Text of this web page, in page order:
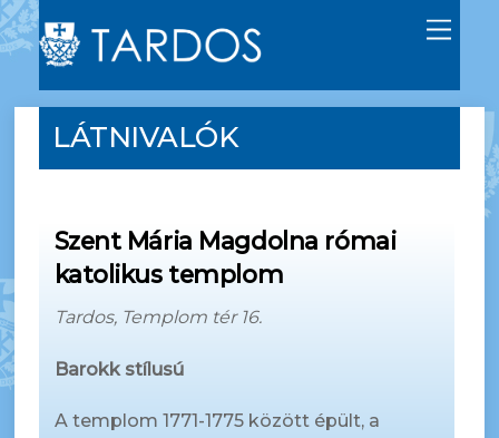
M
e
LÁTNIVALÓK
Szent Mária Magdolna római
katolikus templom
Tardos, Templom tér 16.
Barokk stílusú
A templom 1771-1775 között épült, a